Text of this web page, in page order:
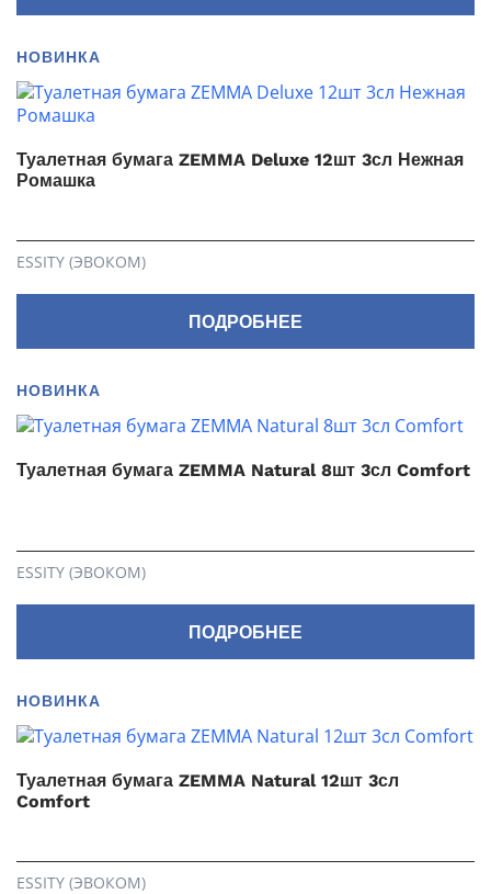
НОВИНКА
Туалетная бумага ZEMMA Deluxe 12шт 3сл Нежная
Ромашка
ESSITY (ЭВОКОМ)
ПОДРОБНЕЕ
НОВИНКА
Туалетная бумага ZEMMA Natural 8шт 3сл Comfort
ESSITY (ЭВОКОМ)
ПОДРОБНЕЕ
НОВИНКА
Туалетная бумага ZEMMA Natural 12шт 3сл
Comfort
ESSITY (ЭВОКОМ)